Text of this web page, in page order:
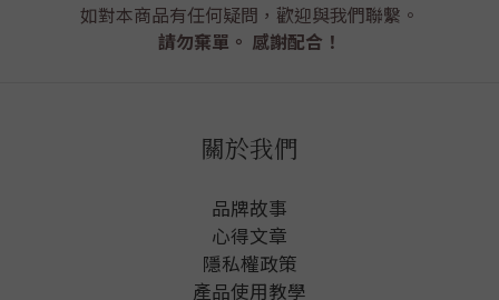
如對本商品有任何疑問，歡迎與我們聯繫。
請勿棄單。 感謝配合！
關於我們
品牌故事
心得文章
隱私權政策
產品使用教學